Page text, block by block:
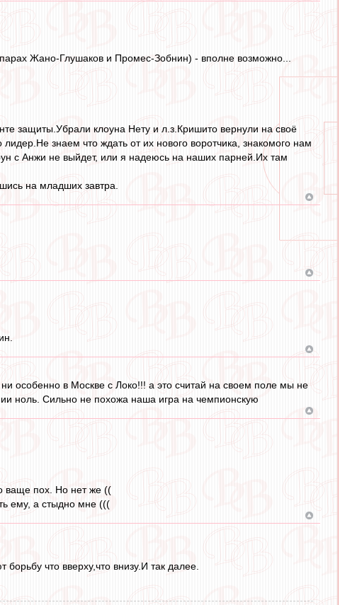
Жано-Глушаков и Промес-Зобнин) - вполне возможно...
защиты.Убрали клоуна Нету и л.з.Кришито вернули на своё
знаем что ждать от их нового воротчика, знакомого нам
с Анжи не выйдет, или я надеюсь на наших парней.Их там
на младших завтра.
особенно в Москве с Локо!!! а это считай на своем поле мы не
ноль. Сильно не похожа наша игра на чемпионскую
ваще пох. Но нет же ((
ему, а стыдно мне (((
что вверху,что внизу.И так далее.